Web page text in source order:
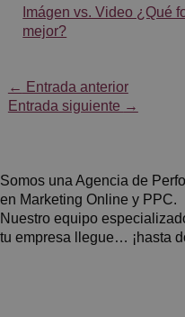
Imágen vs. Video ¿Qué
mejor?
← Entrada anterior
Entrada siguiente →
Somos una Agencia de
en Marketing Online y PPC.
Nuestro equipo
tu empresa llegue… ¡hasta